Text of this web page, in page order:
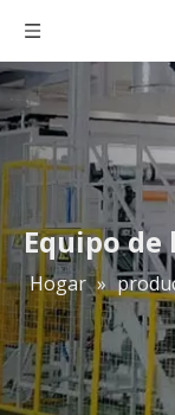
Equipo
Hogar »